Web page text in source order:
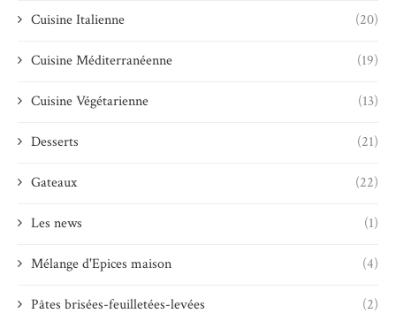
Cuisine Italienne (20)
Cuisine Méditerranéenne (19)
Cuisine Végétarienne (13)
Desserts (21)
Gateaux (22)
Les news (1)
Mélange d'Epices maison (4)
Pâtes brisées-feuilletées-levées (2)